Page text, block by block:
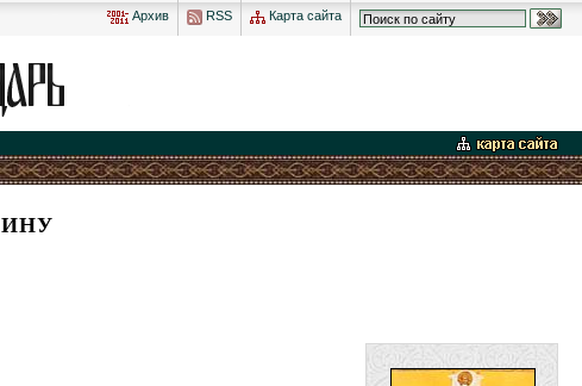
Архив RSS Карта сайта